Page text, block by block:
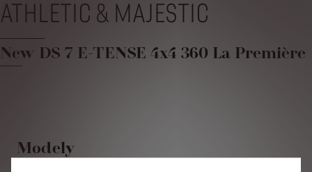
ATHLETIC & MAJESTIC
New DS 7 E-TENSE 4x4 360 La Première
Modely